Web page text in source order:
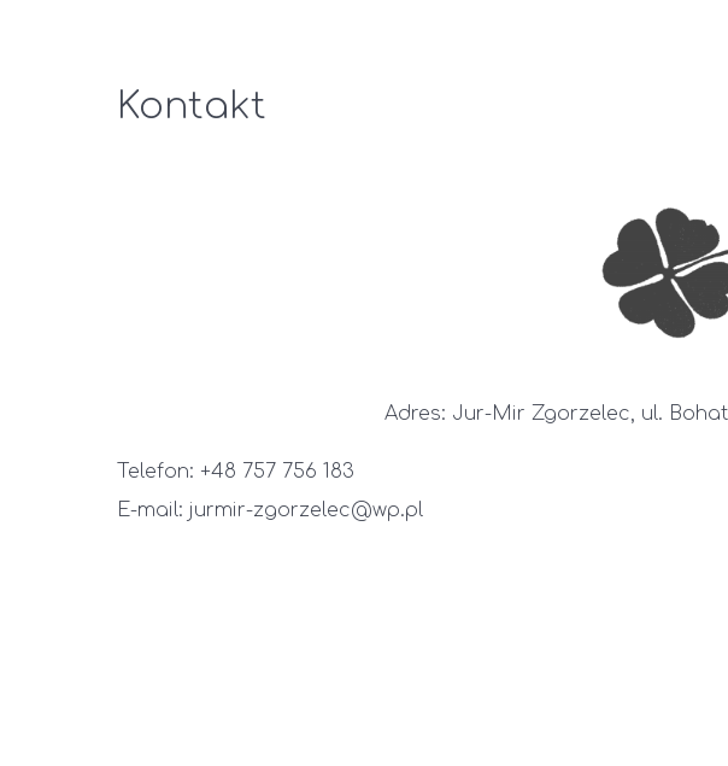
Kontakt
Adres: Jur-Mir Zgorzelec, ul.
Telefon: +48 757 756 183
E-mail: jurmir-zgorzelec@wp.pl